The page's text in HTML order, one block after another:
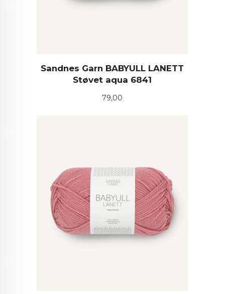
Sandnes Garn BABYULL LANETT
Støvet aqua 6841
Pris
79,00